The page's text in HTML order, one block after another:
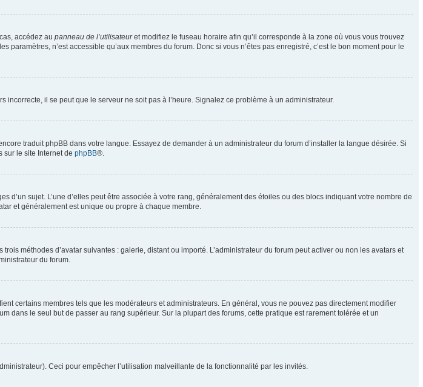
accédez au panneau de l’utilisateuret modifiez le fuseau horaire afin qu’il corresponde à la zone où vous vous trouvez
n’est accessible qu’aux membres du forum. Donc si vous n’êtes pas enregistré, c’est le bon moment pour le
incorrecte, il se peut que le serveur ne soit pas à l’heure. Signalez ce problème à un administrateur.
traduit phpBB dans votre langue. Essayez de demander à un administrateur du forum d’installer la langue désirée. Si
sur le site Internet de phpBB®.
sujet. L’une d’elles peut être associée à votre rang, généralement des étoiles ou des blocs indiquant votre nombre de
et généralement est unique ou propre à chaque membre.
méthodes d’avatar suivantes : galerie, distant ou importé. L’administrateur du forum peut activer ou non les avatars et
du forum.
certains membres tels que les modérateurs et administrateurs. En général, vous ne pouvez pas directement modifier
dans le seul but de passer au rang supérieur. Sur la plupart des forums, cette pratique est rarement tolérée et un
Ceci pour empêcher l’utilisation malveillante de la fonctionnalité par les invités.